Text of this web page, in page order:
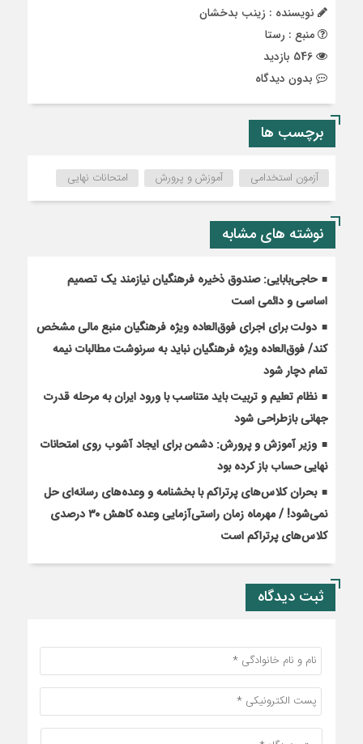
نویسنده : زینب بدخشان
منبع : رستا
بدون دیدگاه
برچسب ها
آزمون استخدامی آموزش و پرورش امتحانات نهایی
نوشته های مشابه
حاجی‌بابایی: صندوق ذخیره فرهنگیان نیازمند یک تصمیم
اساسی و دائمی است
دولت برای اجرای فوق‌العاده ویژه فرهنگیان منبع مالی مشخص
کند/ فوق‌العاده ویژه فرهنگیان نباید به سرنوشت مطالبات نیمه‌
تمام دچار شود
نظام تعلیم و تربیت باید متناسب با ورود ایران به مرحله قدرت
جهانی بازطراحی شود
وزیر آموزش و پرورش: دشمن برای ایجاد آشوب روی امتحانات
نهایی حساب باز کرده بود
بحران کلاس‌های پرتراکم با بخشنامه و وعده‌های رسانه‌ای حل
نمی‌شود! / مهرماه زمان راستی‌آزمایی وعده کاهش ۳۰ درصدی
کلاس‌های پرتراکم است
ثبت دیدگاه